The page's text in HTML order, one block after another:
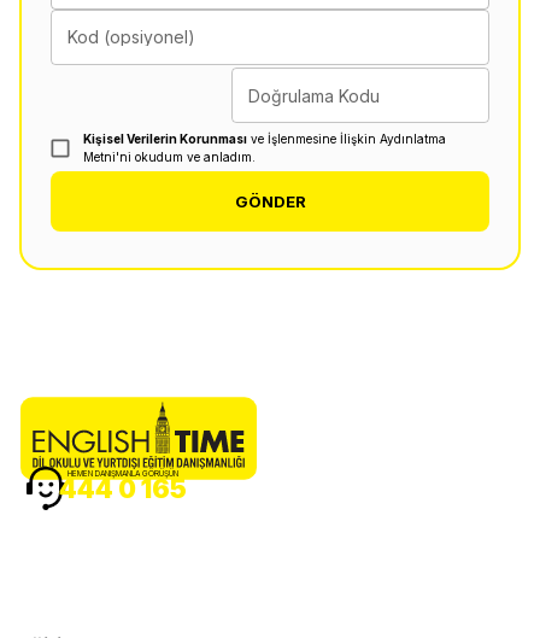
Kod (opsiyonel)
Doğrulama Kodu
Kişisel Verilerin Korunması ve İşlenmesine İlişkin Aydınlatma
Metni'ni okudum ve anladım.
GÖNDER
HEMEN DANIŞMANLA GÖRÜŞÜN
444 0 165